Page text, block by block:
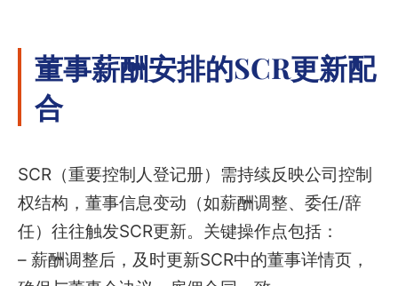
董事薪酬安排的SCR更新配
合
SCR（重要控制人登记册）需持续反映公司控制
权结构，董事信息变动（如薪酬调整、委任/辞
任）往往触发SCR更新。关键操作点包括：
– 薪酬调整后，及时更新SCR中的董事详情页，